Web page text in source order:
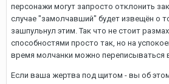
персонажи могут запросто отклонить
случае "замолчавший" будет извещён о
зашпульнул этим. Так что не стоит
способностями просто так, но на
время молчанки можно переписываться
Если ваша жертва под щитом - вы об